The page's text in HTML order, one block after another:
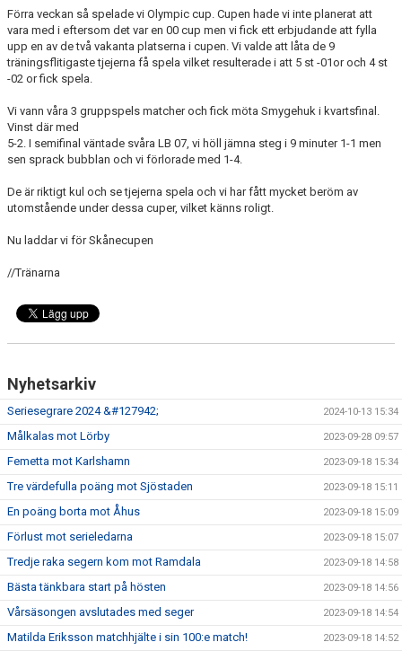
Förra veckan så spelade vi Olympic cup. Cupen hade vi inte planerat att
vara med i eftersom det var en 00 cup men vi fick ett erbjudande att fylla
upp en av de två vakanta platserna i cupen. Vi valde att låta de 9
träningsflitigaste tjejerna få spela vilket resulterade i att 5 st -01or och 4 st
-02 or fick spela.
Vi vann våra 3 gruppspels matcher och fick möta Smygehuk i kvartsfinal.
Vinst där med
5-2. I semifinal väntade svåra LB 07, vi höll jämna steg i 9 minuter 1-1 men
sen sprack bubblan och vi förlorade med 1-4.
De är riktigt kul och se tjejerna spela och vi har fått mycket beröm av
utomstående under dessa cuper, vilket känns roligt.
Nu laddar vi för Skånecupen
//Tränarna
Nyhetsarkiv
Seriesegrare 2024 &#127942; 2024-10-13 15:34
Målkalas mot Lörby 2023-09-28 09:57
Femetta mot Karlshamn 2023-09-18 15:34
Tre värdefulla poäng mot Sjöstaden 2023-09-18 15:11
En poäng borta mot Åhus 2023-09-18 15:09
Förlust mot serieledarna 2023-09-18 15:07
Tredje raka segern kom mot Ramdala 2023-09-18 14:58
Bästa tänkbara start på hösten 2023-09-18 14:56
Vårsäsongen avslutades med seger 2023-09-18 14:54
Matilda Eriksson matchhjälte i sin 100:e match! 2023-09-18 14:52